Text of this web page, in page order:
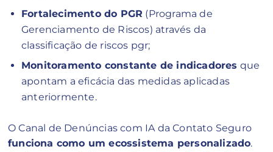
Fortalecimento do PGR (Programa de
Gerenciamento de Riscos) através da
classificação de riscos pgr;
Monitoramento constante de indicadores que
apontam a eficácia das medidas aplicadas
anteriormente.
O Canal de Denúncias com IA da Contato Seguro
funciona como um ecossistema personalizado.